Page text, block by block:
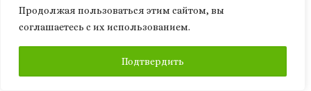
Продолжая пользоваться этим сайтом, вы
соглашаетесь с их использованием.
Подтвердить
Добавить комментарий